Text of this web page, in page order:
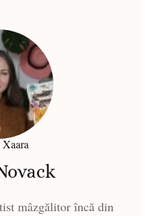
mâzgălitor încă din